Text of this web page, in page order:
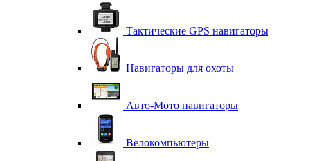
Тактические GPS навигаторы
Навигаторы для охоты
Авто-Мото навигаторы
Велокомпьютеры